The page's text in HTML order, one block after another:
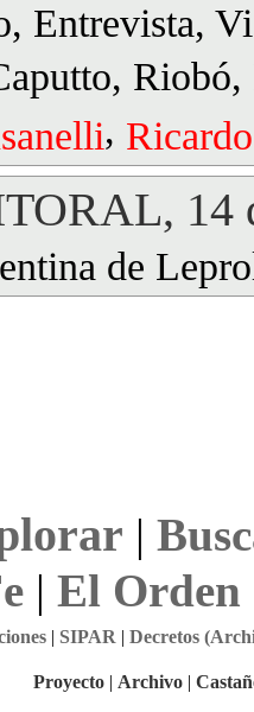
Entrevista,
, Ricardo
14
de
|
| El Orden
| SIPAR | Decretos
Proyecto | Archivo |